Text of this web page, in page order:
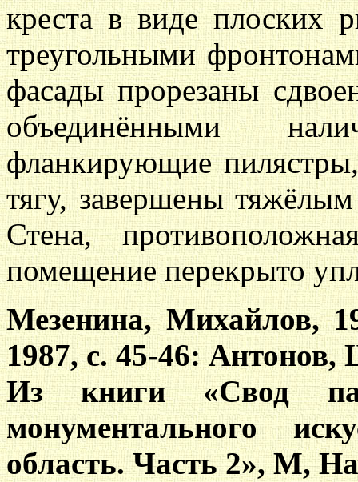
креста в виде плоских
треугольными
фасады прорезаны
объединёнными
фланкирующие
тягу, завершены
Стена,
помещение перекрыто
Мезенина, Михайлов,
1987, с. 45-46: Антонов,
Из книги «Свод
монументального
область. Часть 2», М,